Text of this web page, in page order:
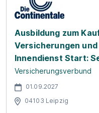
Ausbildung zum
Versicherungen
Innendienst Start:
Versicherungsverbund
01.09.2027
04103 Leipzig